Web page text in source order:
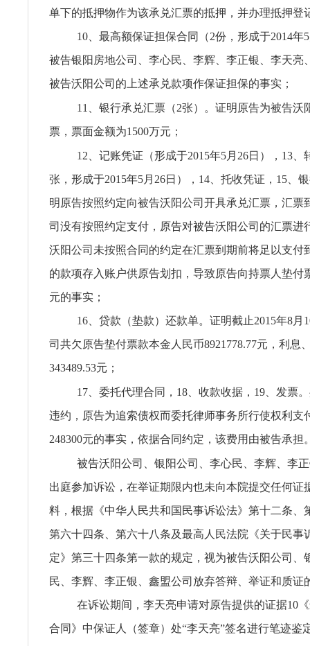
单下的抵押物作为该承兑汇票的抵押，并办理抵押登
10、最高额保证担保合同（2份，形成于2014年
被告银阳房地公司、李心民、李辉、李正银、李天亮
被告沃阳公司的上述承兑款项作保证担保的事实；
11、银行承兑汇票（2张）。证明原告为被告沃
票，票面金额为1500万元；
12、记账凭证（形成于2015年5月26日），13、
张，形成于2015年5月26日），14、托收凭证，15、
明原告按照约定向被告沃阳公司开具承兑汇票，汇票
司没有按照约定支付，原告对被告沃阳公司的汇票进
沃阳公司未按照合同的约定在汇票到期前将足以支付
的款项存入账户供原告划扣，导致原告向持票人垫付
元的事实；
16、贷款（垫款）还款单。证明截止2015年8月
司共欠原告垫付票款本金人民币8921778.77元，利息
343489.53元；
17、委托代理合同，18、收款收据，19、发票
违约，原告为追索债权而委托律师事务所行使权利支
248300元的事实，依据合同约定，该费用由被告承担
被告沃阳公司、银阳公司、李心民、李辉、李
出庭参加诉讼，在举证期限内也未向本院提交任何证
料，根据《中华人民共和国民事诉讼法》第十二条、
第六十四条、第六十八条及最高人民法院《关于民事
定》第三十四条第一款的规定，视为被告沃阳公司、
民、李辉、李正银、鑫盟公司放弃答辩、举证和质证
在诉讼期间，李天亮申请对原告提供的证据10
合同》中保证人（签章）处“李天亮”签名进行笔迹鉴